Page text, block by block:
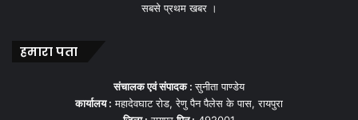
सबसे प्रथम खबर ।
हमारा पता
संचालक एवं संपादक :सुनीता पाण्डेय
कार्यालय : महादेवघाट रोड, रेणु पैन पैलेस के पास, रायपुरा